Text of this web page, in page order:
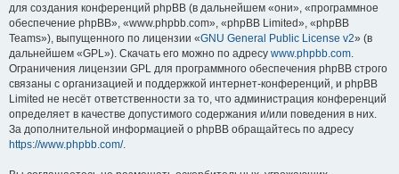
для создания конференций phpBB (в дальнейшем «они», «программное
обеспечение phpBB», «www.phpbb.com», «phpBB Limited», «phpBB
Teams»), выпущенного по лицензии «GNU General Public License v2» (в
дальнейшем «GPL»). Скачать его можно по адресу www.phpbb.com.
Ограничения лицензии GPL для программного обеспечения phpBB строго
связаны с организацией и поддержкой интернет-конференций, и phpBB
Limited не несёт ответственности за то, что администрация конференций
определяет в качестве допустимого содержания и/или поведения в них.
За дополнительной информацией о phpBB обращайтесь по адресу
https://www.phpbb.com/.